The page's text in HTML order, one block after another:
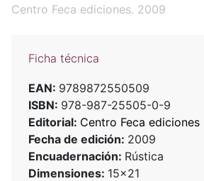
Centro Feca ediciones. 2009
Ficha técnica
EAN: 9789872550509
ISBN: 978-987-25505-0-9
Editorial: Centro Feca ediciones
Fecha de edición: 2009
Encuadernación: Rústica
Dimensiones: 15x21